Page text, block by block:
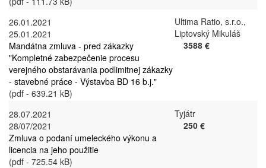
26.01.2021
25.01.2021
Mandátna zmluva - pred zákazky
"Kompletné zabezpečenie procesu
verejného obstarávania podlimitnej zákazky
- stavebné práce - Výstavba BD 16 b.j."
(pdf - 639.21 kB)
Ultima Ratio, s.r.o.,
Liptovský Mikuláš
3588 €
28.07.2021
28/07/2021
Zmluva o podaní umeleckého výkonu a
licencia na jeho použitie
(pdf - 725.54 kB)
Tyjátr
250 €